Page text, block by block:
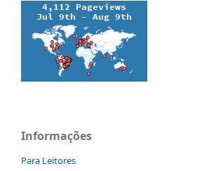
Informações
Para Leitores